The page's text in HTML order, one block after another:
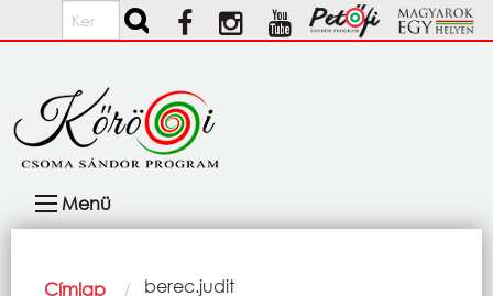
Ugrás a tartalomra
Keresés
navigáció
Menü
Morzsa
Címlap Current:
berec.judit